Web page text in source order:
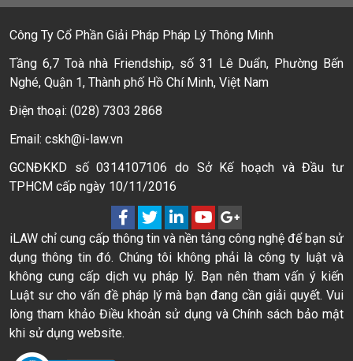
Công Ty Cổ Phần Giải Pháp Pháp Lý Thông Minh
Tầng 6,7 Toà nhà Friendship, số 31 Lê Duẩn, Phường Bến
Nghé, Quận 1, Thành phố Hồ Chí Minh, Việt Nam
Điện thoại: (028) 7303 2868
Email: cskh@i-law.vn
GCNĐKKD số 0314107106 do Sở Kế hoạch và Đầu tư
TPHCM cấp ngày 10/11/2016
iLAW chỉ cung cấp thông tin và nền tảng công nghệ để bạn sử
dụng thông tin đó. Chúng tôi không phải là công ty luật và
không cung cấp dịch vụ pháp lý. Bạn nên tham vấn ý kiến
Luật sư cho vấn đề pháp lý mà bạn đang cần giải quyết. Vui
lòng tham khảo Điều khoản sử dụng và Chính sách bảo mật
khi sử dụng website.